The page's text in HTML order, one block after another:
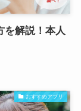
を解説！本人
おすすめアプリ